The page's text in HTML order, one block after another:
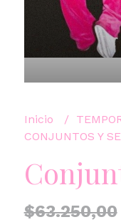
Inicio
CONJUNTOS Y
$63.250,00